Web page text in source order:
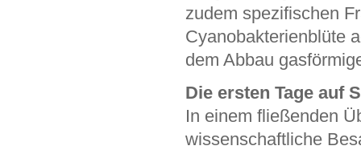
zudem spezifischen
Cyanobakterienblüte
dem Abbau
Die ersten Tage auf
In einem fließenden
wissenschaftliche